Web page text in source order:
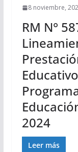
8 noviembre,
RM N°
2024
Leer más